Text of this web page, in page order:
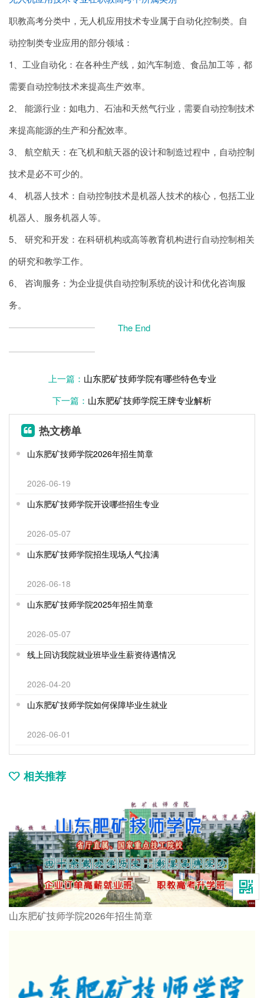
职教高考分类中，无人机应用技术专业属于自动化控制类。自
动控制类专业应用的部分领域：
1、工业自动化：在各种生产线，如汽车制造、食品加工等，都
需要自动控制技术来提高生产效率。
2、 能源行业：如电力、石油和天然气行业，需要自动控制技术
来提高能源的生产和分配效率。
3、 航空航天：在飞机和航天器的设计和制造过程中，自动控制
技术是必不可少的。
4、 机器人技术：自动控制技术是机器人技术的核心，包括工业
机器人、服务机器人等。
5、 研究和开发：在科研机构或高等教育机构进行自动控制相关
的研究和教学工作。
6、 咨询服务：为企业提供自动控制系统的设计和优化咨询服
务。
The End
上一篇： 山东肥矿技师学院有哪些特色专业
下一篇： 山东肥矿技师学院王牌专业解析
热文榜单
山东肥矿技师学院2026年招生简章
2026-06-19
山东肥矿技师学院开设哪些招生专业
2026-05-07
山东肥矿技师学院招生现场人气拉满
2026-06-18
山东肥矿技师学院2025年招生简章
2026-05-07
线上回访我院就业班毕业生薪资待遇情况
2026-04-20
山东肥矿技师学院如何保障毕业生就业
2026-06-01
相关推荐
山东肥矿技师学院2026年招生简章